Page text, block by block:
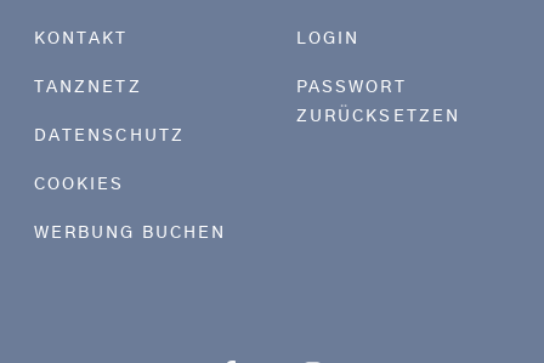
KONTAKT
TANZNETZ
DATENSCHUTZ
COOKIES
WERBUNG BUCHEN
LOGIN
PASSWORT
ZURÜCKSETZEN